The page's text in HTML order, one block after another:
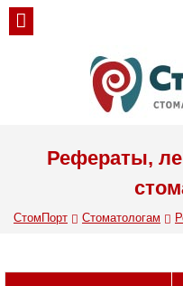
Рефераты,
СтомПорт Стоматологам